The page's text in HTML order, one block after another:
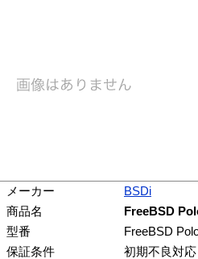
メーカー
BSDi
商品名
FreeBSD
型番
FreeBSD
保証条件
初期不良対